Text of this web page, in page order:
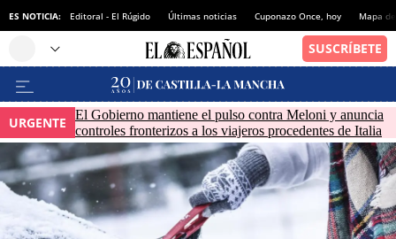
ES NOTICIA: Editoral - El Rúgido Últimas noticias Cuponazo Once, hoy Mapa
URGENTE
El Gobierno mantiene el pulso contra Meloni y anuncia
controles fronterizos a los viajeros procedentes de Italia